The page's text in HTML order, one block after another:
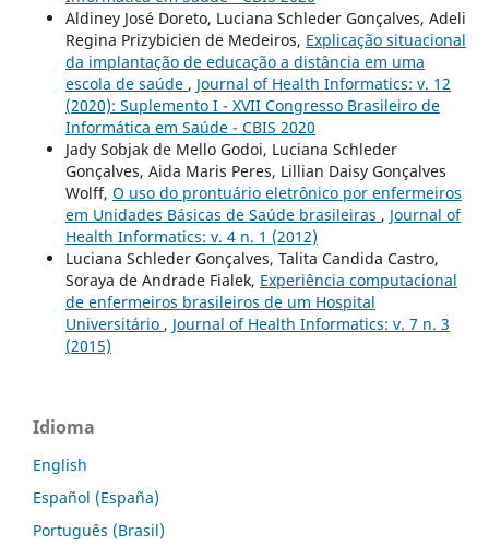
Aldiney José Doreto, Luciana Schleder Gonçalves, Adeli
Regina Prizybicien de Medeiros, Explicação situacional
da implantação de educação a distância em uma
escola de saúde , Journal of Health Informatics: v. 12
(2020): Suplemento I - XVII Congresso Brasileiro de
Informática em Saúde - CBIS 2020
Jady Sobjak de Mello Godoi, Luciana Schleder
Gonçalves, Aida Maris Peres, Lillian Daisy Gonçalves
Wolff, O uso do prontuário eletrônico por enfermeiros
em Unidades Básicas de Saúde brasileiras , Journal of
Health Informatics: v. 4 n. 1 (2012)
Luciana Schleder Gonçalves, Talita Candida Castro,
Soraya de Andrade Fialek, Experiência computacional
de enfermeiros brasileiros de um Hospital
Universitário , Journal of Health Informatics: v. 7 n. 3
(2015)
Idioma
English
Español (España)
Português (Brasil)